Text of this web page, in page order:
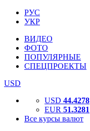
РУС
УКР
ВИДЕО
ФОТО
ПОПУЛЯРНЫЕ
СПЕЦПРОЕКТЫ
USD
USD 44.4278
EUR 51.3281
Все курсы валют